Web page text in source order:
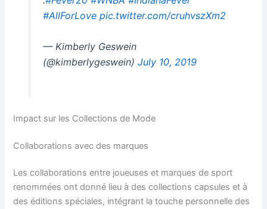
#AllForLove pic.twitter.com/cruhvszXm2
— Kimberly Geswein
(@kimberlygeswein) July 10, 2019
Impact sur les Collections de Mode
Collaborations avec des marques
Les collaborations entre joueuses et marques de sport
renommées ont donné lieu à des collections capsules et à
des éditions spéciales, intégrant la touche personnelle des